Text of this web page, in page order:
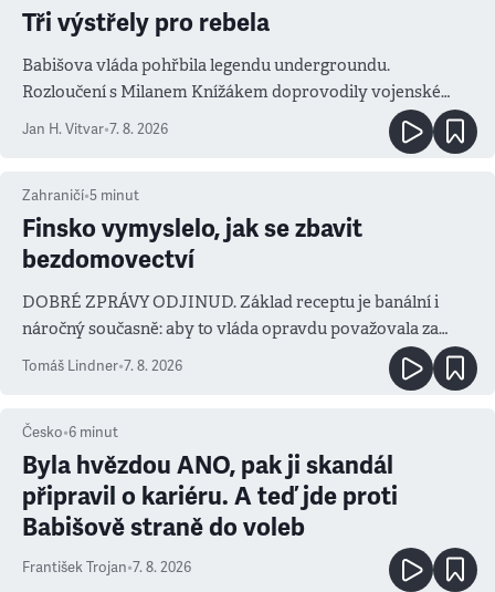
Tři výstřely pro rebela
Babišova vláda pohřbila legendu undergroundu.
Rozloučení s Milanem Knížákem doprovodily vojenské
salvy i kritika pokrokářů
Jan H. Vitvar•7. 8. 2026
Zahraničí•5 minut
Finsko vymyslelo, jak se zbavit
bezdomovectví
DOBRÉ ZPRÁVY ODJINUD. Základ receptu je banální i
náročný současně: aby to vláda opravdu považovala za
prioritu
Tomáš Lindner•7. 8. 2026
Česko•6 minut
Byla hvězdou ANO, pak ji skandál
připravil o kariéru. A teď jde proti
Babišově straně do voleb
František Trojan•7. 8. 2026